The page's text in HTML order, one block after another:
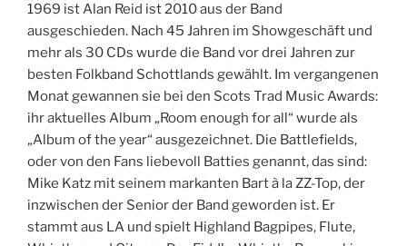
1969 ist Alan Reid ist 2010 aus der Band
ausgeschieden. Nach 45 Jahren im Showgeschäft und
mehr als 30 CDs wurde die Band vor drei Jahren zur
besten Folkband Schottlands gewählt. Im vergangenen
Monat gewannen sie bei den Scots Trad Music Awards:
ihr aktuelles Album „Room enough for all“ wurde als
„Album of the year“ ausgezeichnet. Die Battlefields,
oder von den Fans liebevoll Batties genannt, das sind:
Mike Katz mit seinem markanten Bart à la ZZ-Top, der
inzwischen der Senior der Band geworden ist. Er
stammt aus LA und spielt Highland Bagpipes, Flute,